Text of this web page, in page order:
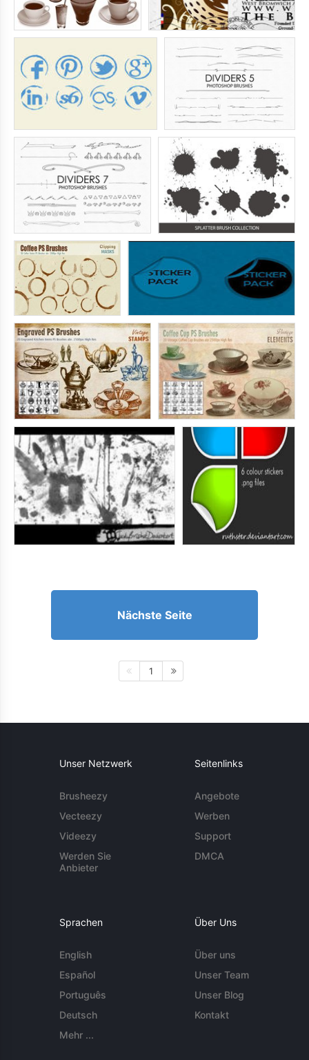
Nächste Seite
1
Unser Netzwerk
Brusheezy
Vecteezy
Videezy
Werden Sie
Anbieter
Seitenlinks
Angebote
Werben
Support
DMCA
Sprachen
English
Español
Português
Deutsch
Mehr ...
Über Uns
Über uns
Unser Team
Unser Blog
Kontakt